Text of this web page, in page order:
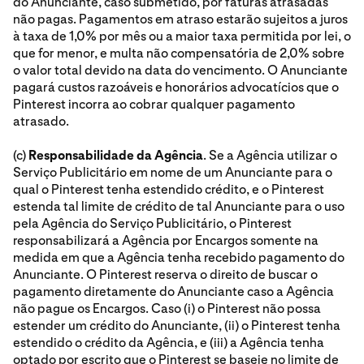
não pagas. Pagamentos em atraso estarão sujeitos a juros
à taxa de 1,0% por mês ou a maior taxa permitida por lei, o
que for menor, e multa não compensatória de 2,0% sobre
o valor total devido na data do vencimento. O Anunciante
pagará custos razoáveis e honorários advocatícios que o
Pinterest incorra ao cobrar qualquer pagamento
atrasado.
(c) Responsabilidade da Agência. Se a Agência utilizar o
Serviço Publicitário em nome de um Anunciante para o
qual o Pinterest tenha estendido crédito, e o Pinterest
estenda tal limite de crédito de tal Anunciante para o uso
pela Agência do Serviço Publicitário, o Pinterest
responsabilizará a Agência por Encargos somente na
medida em que a Agência tenha recebido pagamento do
Anunciante. O Pinterest reserva o direito de buscar o
pagamento diretamente do Anunciante caso a Agência
não pague os Encargos. Caso (i) o Pinterest não possa
estender um crédito do Anunciante, (ii) o Pinterest tenha
estendido o crédito da Agência, e (iii) a Agência tenha
optado por escrito que o Pinterest se baseie no limite de